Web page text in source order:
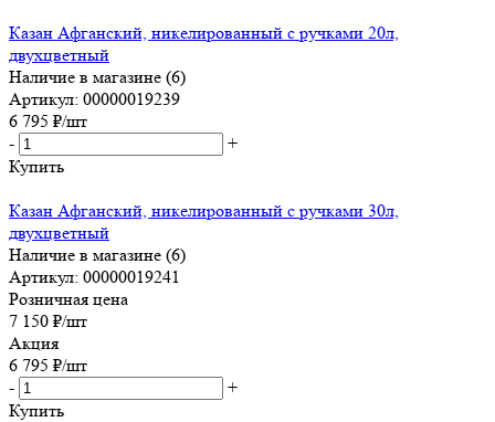
Казан Афганский, никелированный с ручками 20л,
двухцветный
Наличие в магазине (6)
Артикул: 00000019239
6 795 ₽/шт
-
+
Купить
Казан Афганский, никелированный с ручками 30л,
двухцветный
Наличие в магазине (6)
Артикул: 00000019241
Розничная цена
7 150 ₽/шт
Акция
6 795 ₽/шт
-
+
Купить